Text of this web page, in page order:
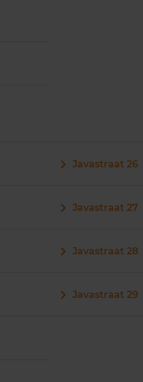
Javastraat 26
Javastraat 27
Javastraat 28
Javastraat 29